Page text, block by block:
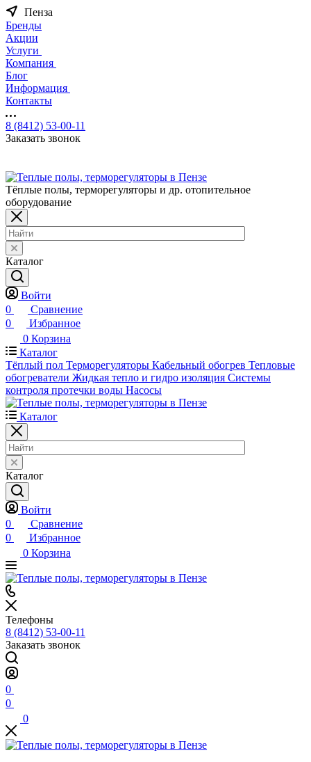
Пенза
Бренды
Акции
Услуги
Компания
Блог
Информация
Контакты
8 (8412) 53-00-11
Заказать звонок
Тёплые полы, терморегуляторы и др. отопительное
оборудование
Каталог
Войти
0
Сравнение
0
Избранное
0 Корзина
Каталог
Тёплый пол Терморегуляторы Кабельный обогрев Тепловые
обогреватели Жидкая тепло и гидро изоляция Системы
контроля протечки воды Насосы
Каталог
Каталог
Войти
0
Сравнение
0
Избранное
0 Корзина
Телефоны
8 (8412) 53-00-11
Заказать звонок
0
0
0